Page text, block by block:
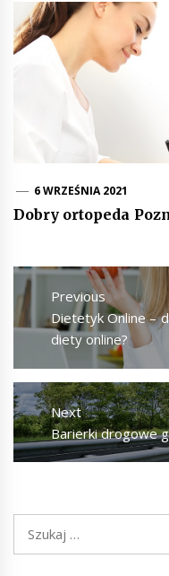
6 WRZEŚNIA 2021
Dobry ortopeda
Nawigacja
wpisuPrevious
Previous
post:
Dietetyk Online –
diety online?
Next
Next
post:
Barierki drogowe